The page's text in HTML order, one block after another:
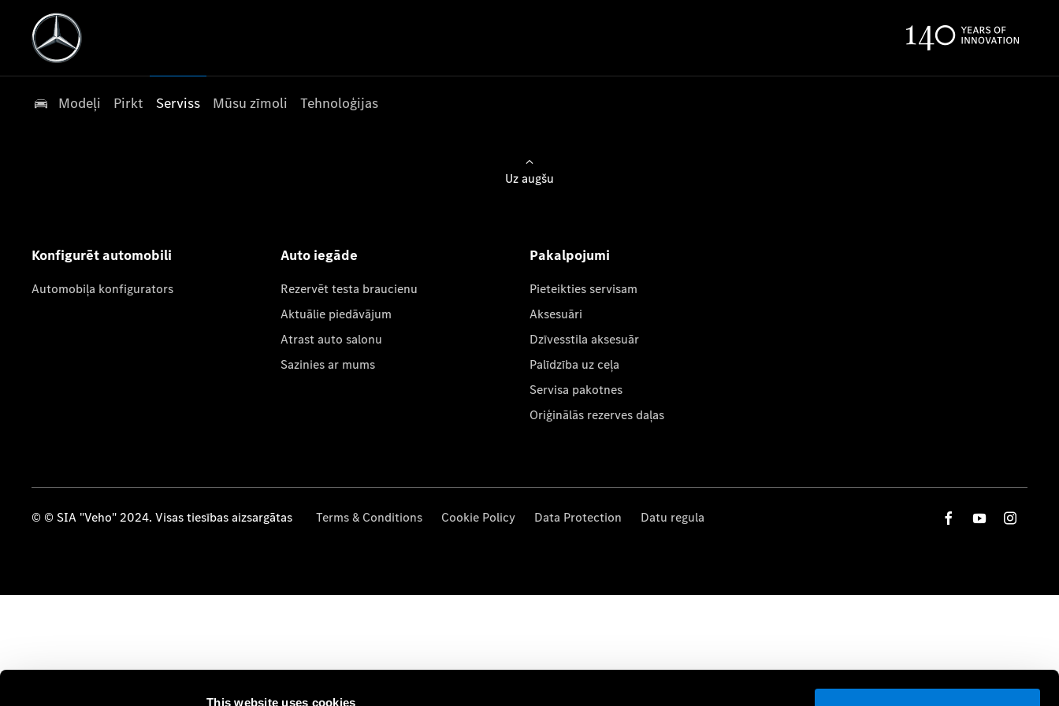
This website uses cookies
Modeļi Pirkt Serviss Mūsu zīmoli Tehnoloģijas
Uz augšu
Konfigurēt automobili
Automobiļa konfigurators
Auto iegāde
Rezervēt testa braucienu
Aktuālie piedāvājum
Atrast auto salonu
Sazinies ar mums
Pakalpojumi
Pieteikties servisam
Aksesuāri
Dzīvesstila aksesuār
Palīdzība uz ceļa
Servisa pakotnes
Oriģinālās rezerves daļas
© © SIA "Veho" 2024. Visas tiesības aizsargātas Terms & Conditions Cookie Policy Data Protection Datu regula